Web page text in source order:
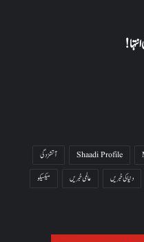
!
Shaadi Profile
آتشزدگی
دنیا کی خبریں عالمی خبریں
میکسیکو